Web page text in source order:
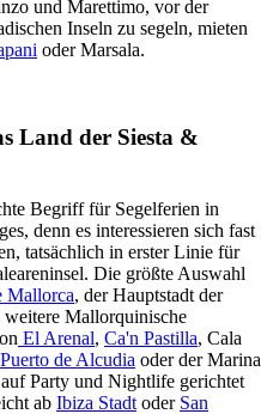
und Marettimo, vor der
Inseln zu segeln, mieten
oder Marsala.
Land der Siesta &
Begriff für Segelferien in
denn es interessieren sich fast
tatsächlich in erster Linie für
Die größte Auswahl
Mallorca, der Hauptstadt der
Mallorquinische
El Arenal, Ca'n Pastilla, Cala
Puerto de Alcudia oder der Marina
Party und Nightlife gerichtet
ab Ibiza Stadtoder San